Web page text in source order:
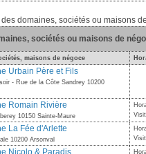
domaines, sociétés ou maisons
sociétés ou maisons de
maisons de négoce
Urbain Père et Fils
- Rue de la Côte Sandrey 10200
Romain Rivière
10150 Sainte-Maure
La Fée d'Arlette
10200 Arsonval
Nicolo & Paradis